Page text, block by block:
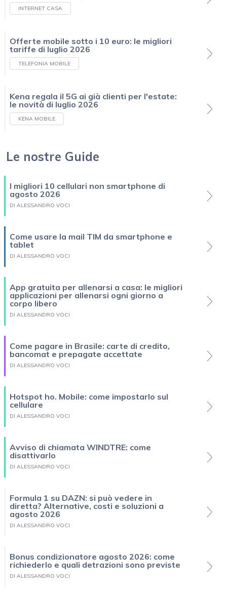
INTERNET CASA
Offerte mobile sotto i 10 euro: le migliori
tariffe di luglio 2026
TELEFONIA MOBILE
Kena regala il 5G ai già clienti per l'estate:
le novità di luglio 2026
KENA MOBILE
Le nostre Guide
I migliori 10 cellulari non smartphone di
agosto 2026
DI ALESSANDRO VOCI
Come usare la mail TIM da smartphone e
tablet
DI ALESSANDRO VOCI
App gratuita per allenarsi a casa: le migliori
applicazioni per allenarsi ogni giorno a
corpo libero
DI ALESSANDRO VOCI
Come pagare in Brasile: carte di credito,
bancomat e prepagate accettate
DI ALESSANDRO VOCI
Hotspot ho. Mobile: come impostarlo sul
cellulare
DI ALESSANDRO VOCI
Avviso di chiamata WINDTRE: come
disattivarlo
DI ALESSANDRO VOCI
Formula 1 su DAZN: si può vedere in
diretta? Alternative, costi e soluzioni a
agosto 2026
DI ALESSANDRO VOCI
Bonus condizionatore agosto 2026: come
richiederlo e quali detrazioni sono previste
DI ALESSANDRO VOCI